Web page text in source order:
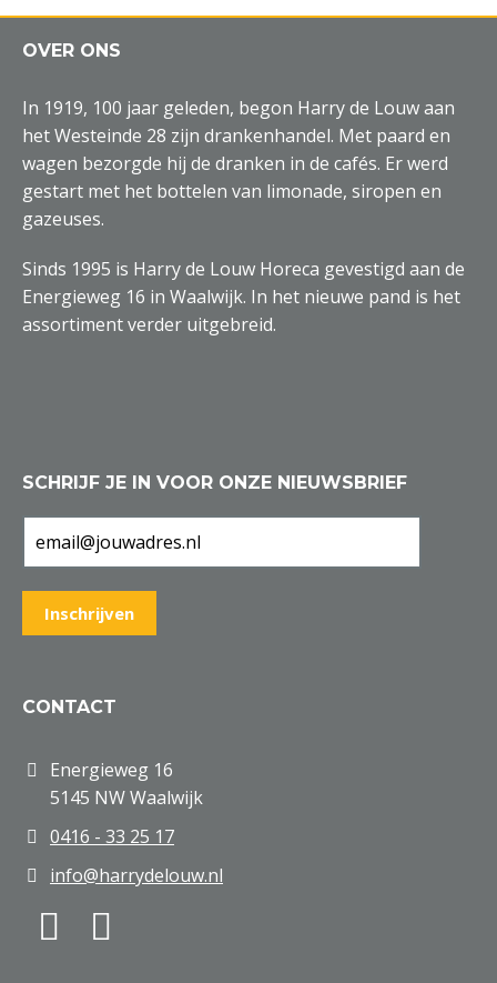
OVER ONS
In 1919, 100 jaar geleden, begon Harry de Louw aan
het Westeinde 28 zijn drankenhandel. Met paard en
wagen bezorgde hij de dranken in de cafés. Er werd
gestart met het bottelen van limonade, siropen en
gazeuses.
Sinds 1995 is Harry de Louw Horeca gevestigd aan de
Energieweg 16 in Waalwijk. In het nieuwe pand is het
assortiment verder uitgebreid.
SCHRIJF JE IN VOOR ONZE NIEUWSBRIEF
CONTACT
Energieweg 16
5145 NW Waalwijk
0416 - 33 25 17
info@harrydelouw.nl